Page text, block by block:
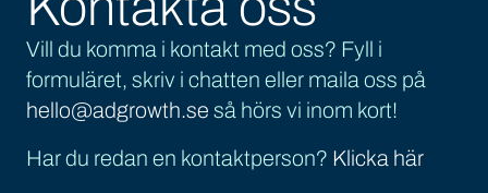
Vill du komma i kontakt med oss? Fyll i
formuläret, skriv i chatten eller maila oss på
hello@adgrowth.se så hörs vi inom kort!
Har du redan en kontaktperson? Klicka här